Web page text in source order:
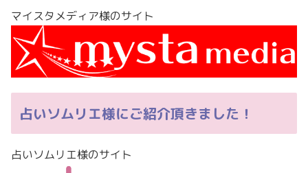
マイスタメディア様のサイト
占いソムリエ様にご紹介頂きました！
占いソムリエ様のサイト